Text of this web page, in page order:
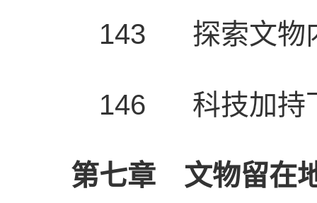
143 探索文物
146 科技加持
第七章 文物留在